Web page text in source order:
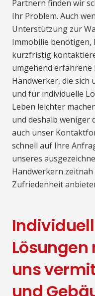
Partnern finden wir
Ihr Problem. Auch
Unterstützung zur
Immobilie benötigen,
kurzfristig
umgehend erfahrene
Handwerker, die sich
und für individuelle
Leben leichter
und deshalb weniger
auch unser
schnell auf Ihre
unseres
Handwerkern
Zufriedenheit
uns
und